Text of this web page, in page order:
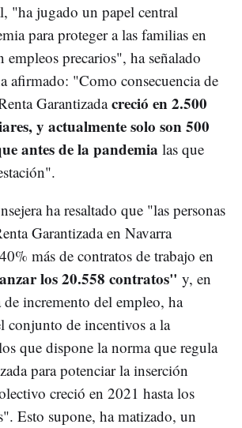
"ha jugado un papel central
para proteger a las familias en
empleos precarios", ha señalado
afirmado: "Como consecuencia de
Garantizadacreció en 2.500
y actualmente solo son 500
antes de la pandemia las que
ha resaltado que "las personas
Garantizada en Navarra
más de contratos de trabajo en
los 20.558 contratos" y, en
de incremento del empleo, ha
conjunto de incentivos a la
que dispone la norma que regula
para potenciar la inserción
creció en 2021 hasta los
Esto supone, ha matizado, un